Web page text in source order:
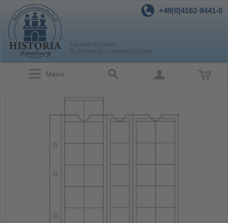
+49(0)4162-9441-0
Menü